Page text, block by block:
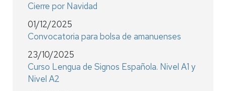
Cierre por Navidad
01/12/2025
Convocatoria para bolsa de amanuenses
23/10/2025
Curso Lengua de Signos Española. Nivel A1 y
Nivel A2